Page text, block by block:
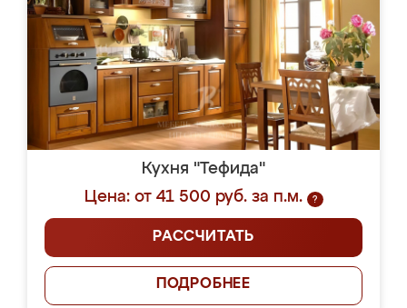
Кухня "Тефида"
Цена: от 41 500 руб. за п.м.
?
РАССЧИТАТЬ
ПОДРОБНЕЕ